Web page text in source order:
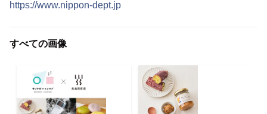
https://www.nippon-dept.jp
すべての画像